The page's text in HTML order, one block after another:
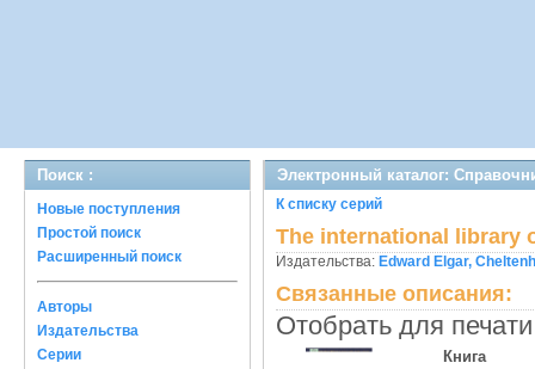
Поиск :
Новые поступления
Простой поиск
Расширенный поиск
Авторы
Издательства
Серии
Электронный каталог:
К списку серий
The international library
Издательства: Edward Elgar,
Связанные описания:
Отобрать для
Книга